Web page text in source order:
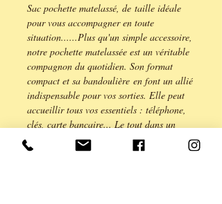
Sac pochette matelassé, de taille idéale
pour vous accompagner en toute
situation......Plus qu'un simple accessoire,
notre pochette matelassée est un véritable
compagnon du quotidien. Son format
compact et sa bandoulière en font un allié
indispensable pour vos sorties. Elle peut
accueillir tous vos essentiels : téléphone,
clés, carte bancaire... Le tout dans un
écrin de douceur, qui apportera une
touche d'élégance à toutes vos tenues.